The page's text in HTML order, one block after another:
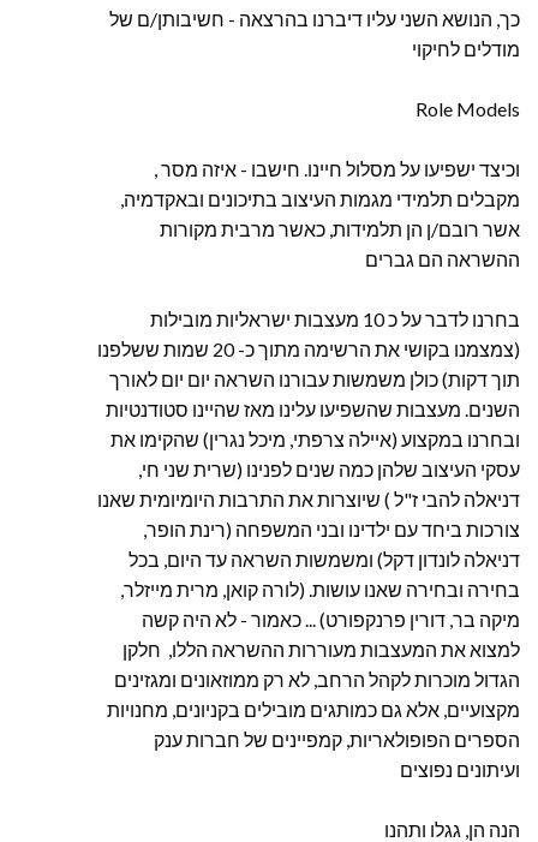
כך, הנושא השני עליו דיברנו בהרצאה - חשיבותן/ם של
מודלים לחיקוי
Role Models
, וכיצד ישפיעו על מסלול חיינו. חישבו - איזה מסר
מקבלים תלמידי מגמות העיצוב בתיכונים ובאקדמיה,
אשר רובם/ן הן תלמידות, כאשר מרבית מקורות
ההשראה הם גברים
בחרנו לדבר על כ 10 מעצבות ישראליות מובילות
(צמצמנו בקושי את הרשימה מתוך כ- 20 שמות ששלפנו
תוך דקות) כולן משמשות עבורנו השראה יום יום לאורך
השנים. מעצבות שהשפיעו עלינו מאז שהיינו סטודנטיות
ובחרנו במקצוע (איילה צרפתי, מיכל נגרין) שהקימו את
עסקי העיצוב שלהן כמה שנים לפנינו (שרית שני חי,
דניאלה להבי ז"ל ) שיוצרות את התרבות היומיומית שאנו
צורכות ביחד עם ילדינו ובני המשפחה (רינת הופר,
דניאלה לונדון דקל) ומשמשות השראה עד היום, בכל
בחירה ובחירה שאנו עושות. (לורה קואן, מרית מייזלר,
מיקה בר, דורין פרנקפורט) ... כאמור - לא היה קשה
למצוא את המעצבות מעוררות ההשראה הללו, חלקן
הגדול מוכרות לקהל הרחב, לא רק ממוזאונים ומגזינים
מקצועיים, אלא גם כמותגים מובילים בקניונים, מחנויות
הספרים הפופולאריות, קמפיינים של חברות ענק
ועיתונים נפוצים
הנה הן, גגלו ותהנו